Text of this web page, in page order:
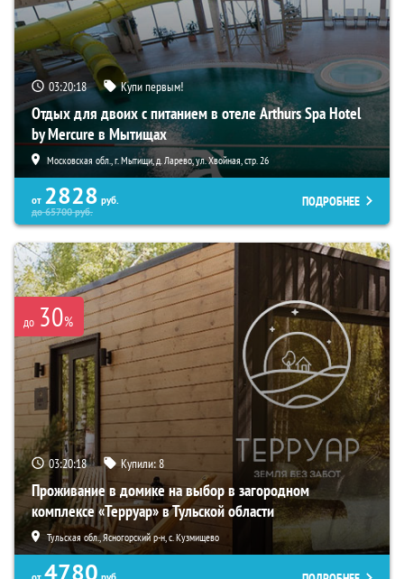
03:20:16 Купи первым!
Отдых для двоих с питанием в отеле Arthurs Spa Hotel
by Mercure в Мытищах
Московская обл., г. Мытищи, д. Ларево, ул. Хвойная, стр. 26
от 2828 руб.
до65700руб.
ПОДРОБНЕЕ
до 30%
03:20:16 Купили:8
Проживание в домике на выбор в загородном
комплексе «Терруар» в Тульской области
Тульская обл., Ясногорский р-н, с. Кузмищево